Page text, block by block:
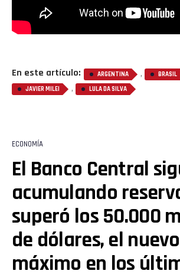
En este artículo: ARGENTINA , BRASIL
JAVIER MILEI , LULA DA SILVA
ECONOMÍA
El Banco Central
acumulando
superó los 50.000
de dólares, el nuevo
máximo en los